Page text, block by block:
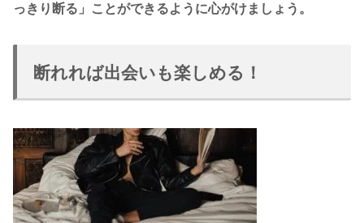
っきり断る」ことができるように心がけましょう。
断れれば出会いも楽しめる！